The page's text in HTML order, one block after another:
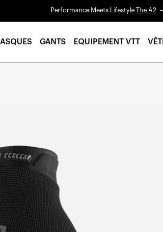
Performance Meets Lifestyle The A2
GANTS EQUIPEMENT VTT